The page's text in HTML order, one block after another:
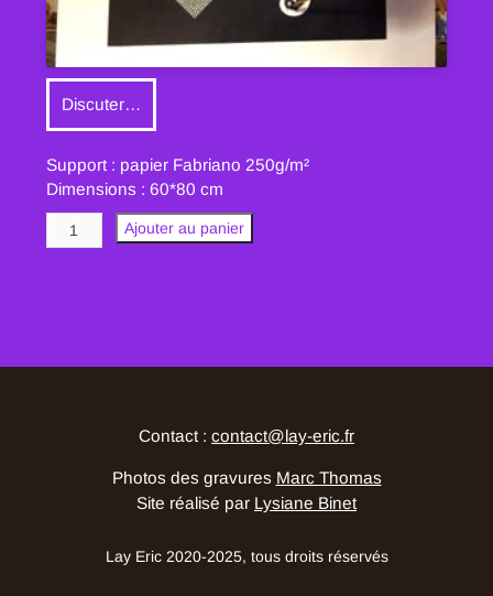
Discuter…
Support : papier Fabriano 250g/m²
Dimensions : 60*80 cm
quantité
de
Ajouter au panier
Contact : contact@lay-eric.fr
Photos des gravures Marc Thomas
Site réalisé par Lysiane Binet
Lay Eric 2020-2025, tous droits réservés